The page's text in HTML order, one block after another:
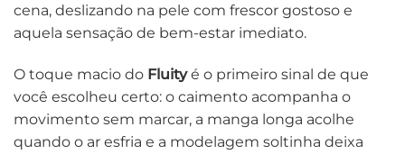
cena, deslizando na pele com frescor gostoso e
aquela sensação de bem-estar imediato.
O toque macio do Fluityé o primeiro sinal de que
você escolheu certo: o caimento acompanha o
movimento sem marcar, a manga longa acolhe
quando o ar esfria e a modelagem soltinha deixa